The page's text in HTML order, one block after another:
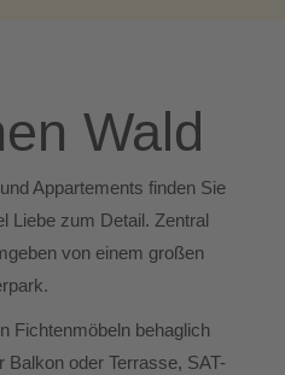
Wald
Appartements finden Sie
Liebe zum Detail. Zentral
von einem großen
Fichtenmöbeln behaglich
Balkon oder Terrasse, SAT-